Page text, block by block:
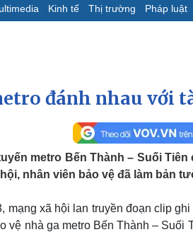
Kinh tế Thị trường Pháp luật
phòng
Thể thao
Bóng đá
Thế giới thể thao
eSports
đánh nhau với
metro Bến Thành – Suối
nhân viên bảo vệ đã làm bản
mạng xã hội lan truyền đoạn clip
vệ nhà ga metro Bến Thành –